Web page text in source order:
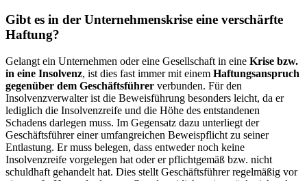
Gibt es in der Unternehmenskrise eine verschärfte
Haftung?
Gelangt ein Unternehmen oder eine Gesellschaft in eine Krise bzw.
in eine Insolvenz, ist dies fast immer mit einem Haftungsanspruch
gegenüber dem Geschäftsführer verbunden. Für den
Insolvenzverwalter ist die Beweisführung besonders leicht, da er
lediglich die Insolvenzreife und die Höhe des entstandenen
Schadens darlegen muss. Im Gegensatz dazu unterliegt der
Geschäftsführer einer umfangreichen Beweispflicht zu seiner
Entlastung. Er muss belegen, dass entweder noch keine
Insolvenzreife vorgelegen hat oder er pflichtgemäß bzw. nicht
schuldhaft gehandelt hat. Dies stellt Geschäftsführer regelmäßig vor